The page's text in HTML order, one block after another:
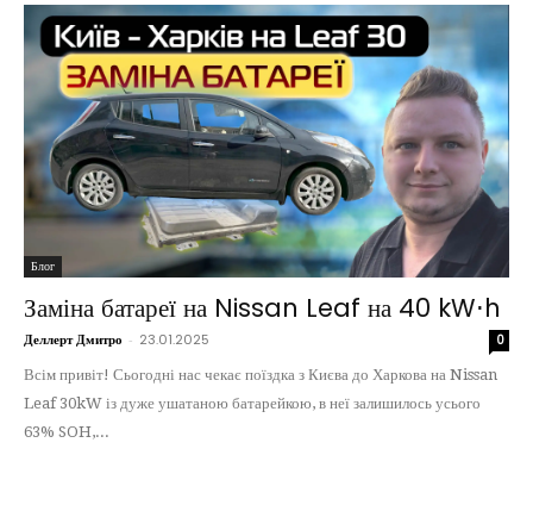
Блог
Заміна батареї на Nissan Leaf на 40 kW⋅h
Деллерт Дмитро - 23.01.2025
0
Всім привіт! Сьогодні нас чекає поїздка з Києва до Харкова на Nissan
Leaf 30kW із дуже ушатаною батарейкою, в неї залишилось усього
63% SOH,...